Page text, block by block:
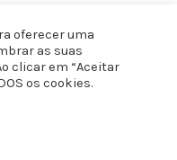
oferecer uma
as suas
clicar em “Aceitar
os cookies.